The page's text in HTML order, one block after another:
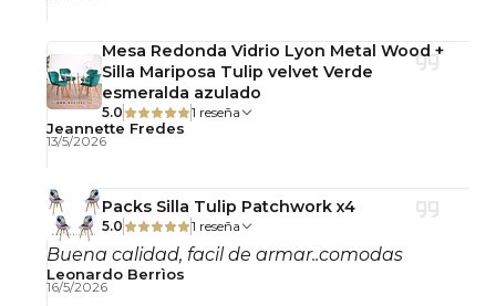
Mesa Redonda Vidrio Lyon Metal Wood +
Silla Mariposa Tulip velvet Verde
esmeralda azulado
5.0 1 reseña
Jeannette Fredes
13/5/2026
Packs Silla Tulip Patchwork x4
5.0 1 reseña
Buena calidad, facil de armar..comodas
Leonardo Berrìos
16/5/2026